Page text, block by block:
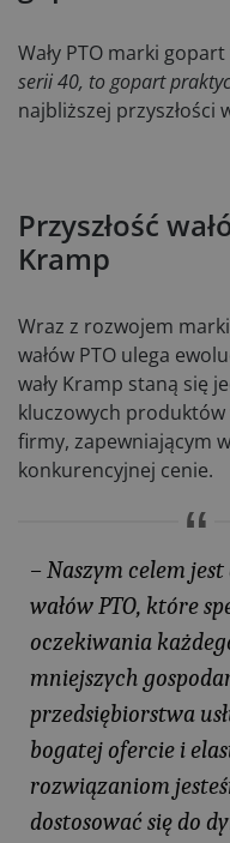
Wały PTO marki
serii 40, to gopart
najbliższej przyszłości
Przyszłość
Kramp
Wraz z rozwojem marki
wałów PTO ulega
wały Kramp staną się
kluczowych
firmy, zapewniającym
konkurencyjnej cenie.
– Naszym celem
wałów PTO, które
oczekiwania
mniejszych
przedsiębiorstwa
bogatej ofercie i
rozwiązaniom
dostosować się do